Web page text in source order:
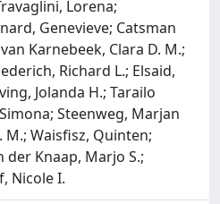
Lorena;
Genevieve; Catsman
Karnebeek, Clara D. M.;
Richard L.; Elsaid,
Jolanda H.; Tarailo
Steenweg, Marjan
M.; Waisfisz, Quinten;
der Knaap, Marjo S.;
Nicole I.